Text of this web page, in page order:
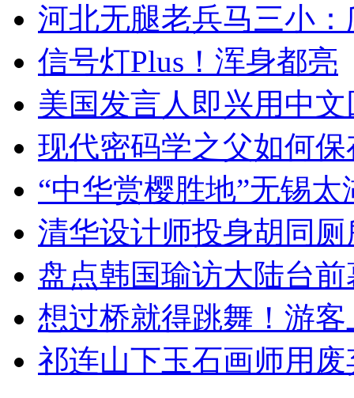
河北无腿老兵马三小
信号灯Plus！浑身都亮
美国发言人即兴用中
现代密码学之父如何
“中华赏樱胜地”无锡
清华设计师投身胡同
盘点韩国瑜访大陆台
想过桥就得跳舞！游客
祁连山下玉石画师用